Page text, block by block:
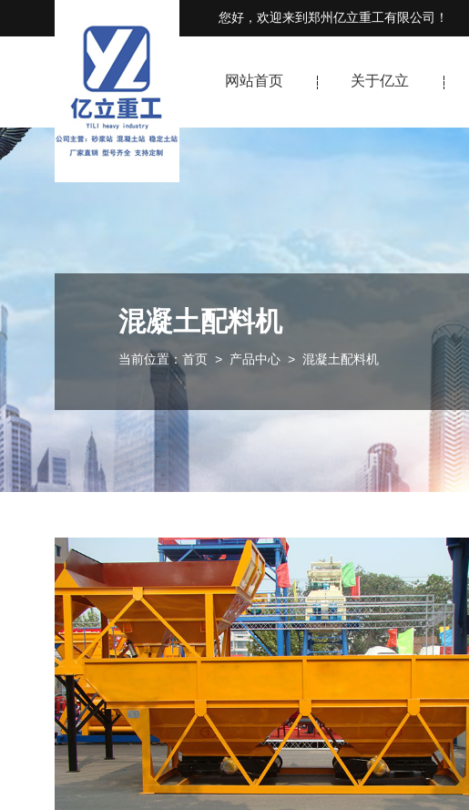
您好，欢迎来到郑州亿立重工有限公司！
网站首页 关于亿立
混凝土配料机
当前位置： 首页 > 产品中心 > 混凝土配料机